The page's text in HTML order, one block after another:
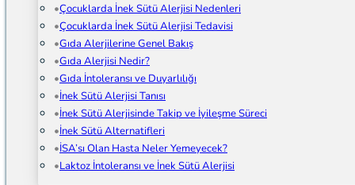
Çocuklarda İnek Sütü Alerjisi Nedenleri
Çocuklarda İnek Sütü Alerjisi Tedavisi
Gıda Alerjilerine Genel Bakış
Gıda Alerjisi Nedir?
Gıda İntoleransı ve Duyarlılığı
İnek Sütü Alerjisi Tanısı
İnek Sütü Alerjisinde Takip ve İyileşme Süreci
İnek Sütü Alternatifleri
İSA’sı Olan Hasta Neler Yemeyecek?
Laktoz İntoleransı ve İnek Sütü Alerjisi